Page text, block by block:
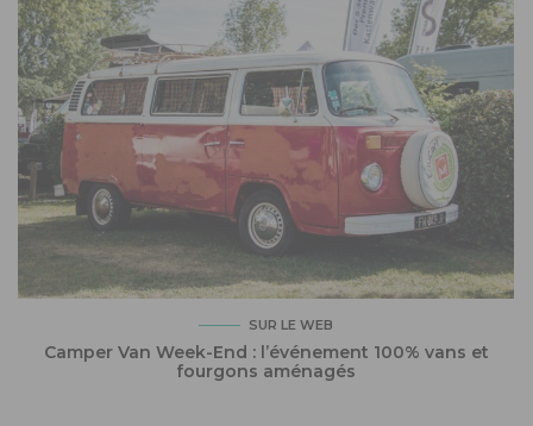
SUR LE WEB
Camper Van Week-End : l’événement 100% vans et
fourgons aménagés